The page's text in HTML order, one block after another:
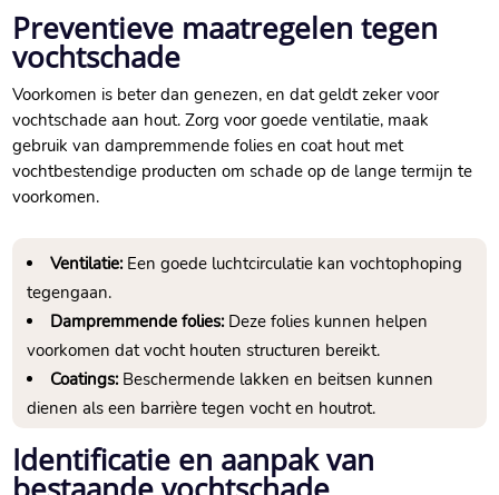
Preventieve maatregelen tegen
vochtschade
Voorkomen is beter dan genezen, en dat geldt zeker voor
vochtschade aan hout.​ Zorg voor goede ventilatie, maak
gebruik van dampremmende folies en coat hout met
vochtbestendige producten om schade op de lange termijn te
voorkomen.​
Ventilatie:Een goede luchtcirculatie kan vochtophoping
tegengaan.​
Dampremmende folies:Deze folies kunnen helpen
voorkomen dat vocht houten structuren bereikt.​
Coatings:Beschermende lakken en beitsen kunnen
dienen als een barrière tegen vocht en houtrot.​
Identificatie en aanpak van